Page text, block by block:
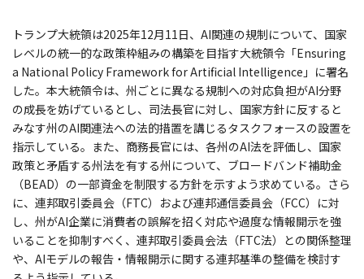
トランプ大統領は2025年12月11日、AI関連の規制について、国家
レベルの統一的な政策枠組みの構築を目指す大統領令「Ensuring
a National Policy Framework for Artificial Intelligence」に署名
した。本大統領令は、州ごとに異なる規制への対応負担がAI分野
の成長を妨げているとし、司法長官に対し、国家方針に反すると
みなす州のAI関連法への法的措置を講じるタスクフォースの設置を
指示している。また、商務長官には、各州のAI法を評価し、国家
政策と矛盾する州法を有する州について、ブロードバンド補助金
（BEAD）の一部資金を制限する方針を示すよう求めている。さら
に、連邦取引委員会（FTC）および連邦通信委員会（FCC）に対
し、州がAI企業に消費者の誤解を招く対応や過度な情報開示を強
いることを抑制すべく、連邦取引委員会法（FTC法）との関係整理
や、AIモデルの報告・情報開示に関する連邦基準の整備を検討す